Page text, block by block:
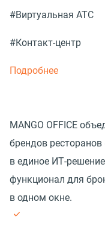
#Виртуальная АТС
#Контакт-центр
Подробнее
MANGO OFFICE
брендов
в единое ИТ-
функционал для
в одном окне.